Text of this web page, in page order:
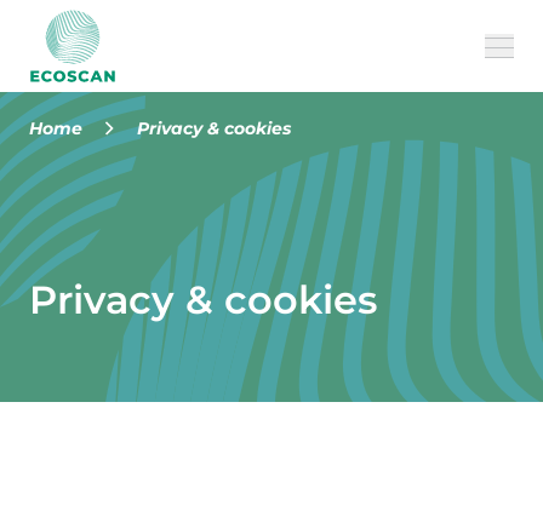
Over ons
Onze diensten
Cases
FAQ
Jobs
Home Privacy & cookies
Privacy & cookies